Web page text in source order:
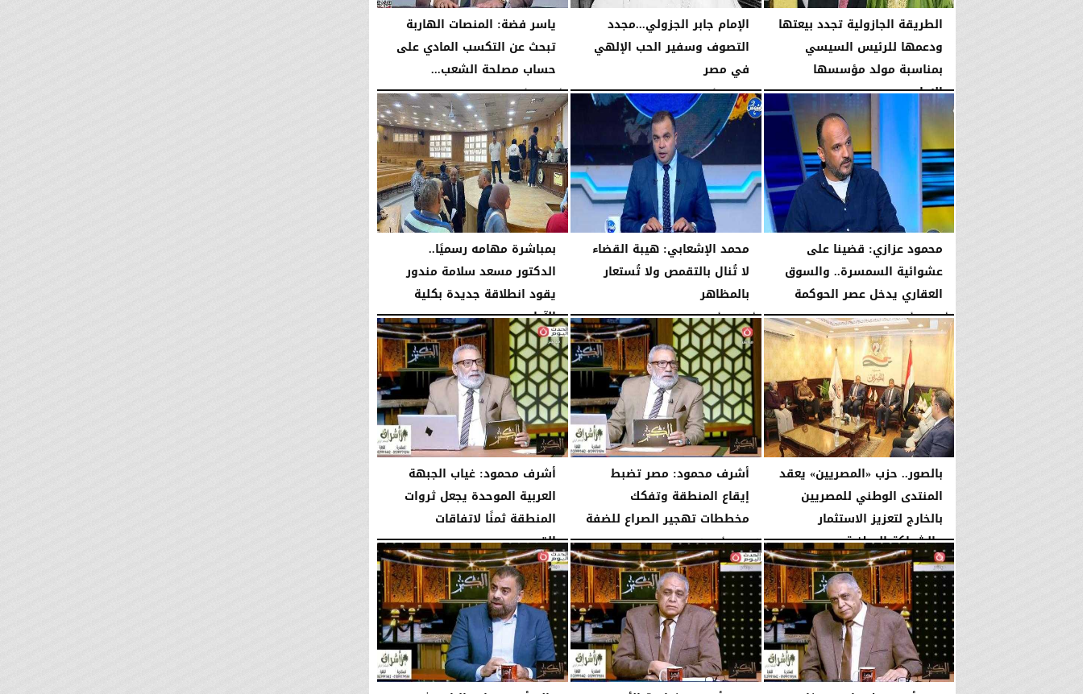
الطريقة الجازولية تجدد بيعتها
ودعمها للرئيس السيسي
بمناسبة مولد مؤسسها
الإمام...
الخميس، 6 أغسطس 2026 02:46 مـ
الإمام جابر الجزولي...مجدد
التصوف وسفير الحب الإلهي
في مصر
الخميس، 6 أغسطس 2026 01:45 مـ
ياسر فضة: المنصات الهاربة
تبحث عن التكسب المادي على
حساب مصلحة الشعب...
الأربعاء، 5 أغسطس 2026 08:42 مـ
محمود عزازي: قضينا على
عشوائية السمسرة.. والسوق
العقاري يدخل عصر الحوكمة
الأربعاء، 5 أغسطس 2026 08:19 مـ
محمد الإشعابي: هيبة القضاء
لا تُنال بالتقمص ولا تُستعار
بالمظاهر
الأربعاء، 5 أغسطس 2026 08:17 مـ
بمباشرة مهامه رسميًا..
الدكتور مسعد سلامة مندور
يقود انطلاقة جديدة بكلية
الآداب...
الأربعاء، 5 أغسطس 2026 04:51 مـ
بالصور.. حزب «المصريين» يعقد
المنتدى الوطني للمصريين
بالخارج لتعزيز الاستثمار
والشراكة الوطنية
الثلاثاء، 4 أغسطس 2026 11:31 مـ
أشرف محمود: مصر تضبط
إيقاع المنطقة وتفكك
مخططات تهجير الصراع للضفة
الإثنين، 3 أغسطس 2026 10:44 مـ
أشرف محمود: غياب الجبهة
العربية الموحدة يجعل ثروات
المنطقة ثمنًا لاتفاقات
القوى...
الإثنين، 3 أغسطس 2026 10:42 مـ